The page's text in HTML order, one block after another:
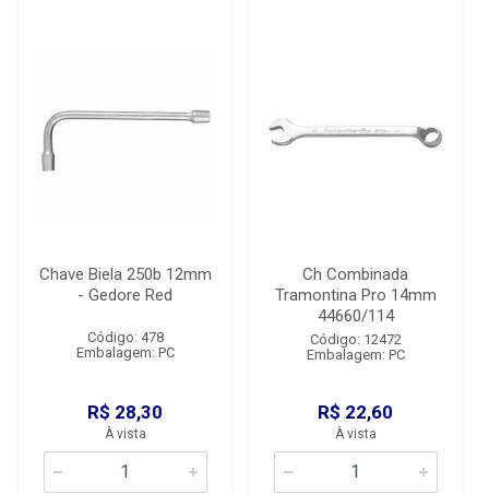
Chave Biela 250b 12mm
- Gedore Red
Código: 478
Embalagem: PC
R$ 28,30
À vista
Ch Combinada
Tramontina Pro 14mm
44660/114
Código: 12472
Embalagem: PC
R$ 22,60
À vista